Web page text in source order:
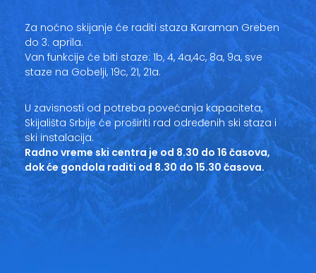
Za noćno skijanje će raditi staza Кaraman Greben
do 3. aprila.
Van funkcije će biti staze: 1b, 4, 4a,4c, 8a, 9a, sve
staze na Gobelji, 19c, 21, 21a.
U zavisnosti od potreba povećanja kapaciteta,
Skijališta Srbije će proširiti rad određenih ski staza i
ski instalacija.
Radno vreme ski centra je od 8.30 do 16 časova,
dok će gondola raditi od 8.30 do 15.30 časova.